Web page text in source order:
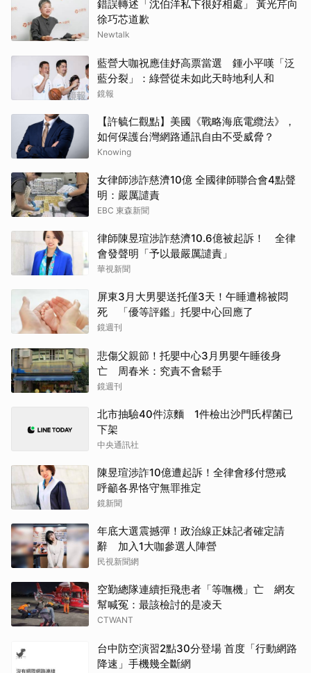
錯誤轉述「沈伯洋私下很好相處」 黃光芹向
徐巧芯道歉
Newtalk
藍營大咖祝應佳妤高票當選 鍾小平嘆「泛
藍分裂」：綠營從未如此天時地利人和
鏡報
【許毓仁觀點】美國《戰略海底電纜法》，
如何保護台灣網路通訊自由不受威脅？
Knowing
女律師涉詐慈濟10億 全國律師聯合會4點聲
明：嚴厲譴責
EBC 東森新聞
律師陳昱瑄涉詐慈濟10.6億被起訴！ 全律
會發聲明「予以最嚴厲譴責」
華視新聞
屏東3月大男嬰送托僅3天！午睡遭棉被悶
死 「優等評鑑」托嬰中心回應了
鏡週刊
悲傷父親節！托嬰中心3月男嬰午睡後身
亡 周春米：究責不會鬆手
鏡週刊
北市抽驗40件涼麵 1件檢出沙門氏桿菌已
下架
中央通訊社
陳昱瑄涉詐10億遭起訴！全律會移付懲戒
呼籲各界恪守無罪推定
鏡新聞
年底大選震撼彈！政治線正妹記者確定請
辭 加入1大咖參選人陣營
民視新聞網
空勤總隊連續拒飛患者「等嘸機」亡 網友
幫喊冤：最該檢討的是凌天
CTWANT
台中防空演習2點30分登場 首度「行動網路
降速」手機幾全斷網